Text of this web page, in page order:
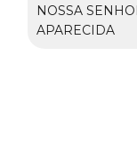
NOSSA
APARECIDA